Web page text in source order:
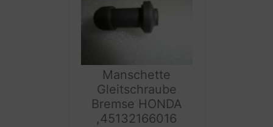
Manschette
Gleitschraube
Bremse HONDA
,45132166016